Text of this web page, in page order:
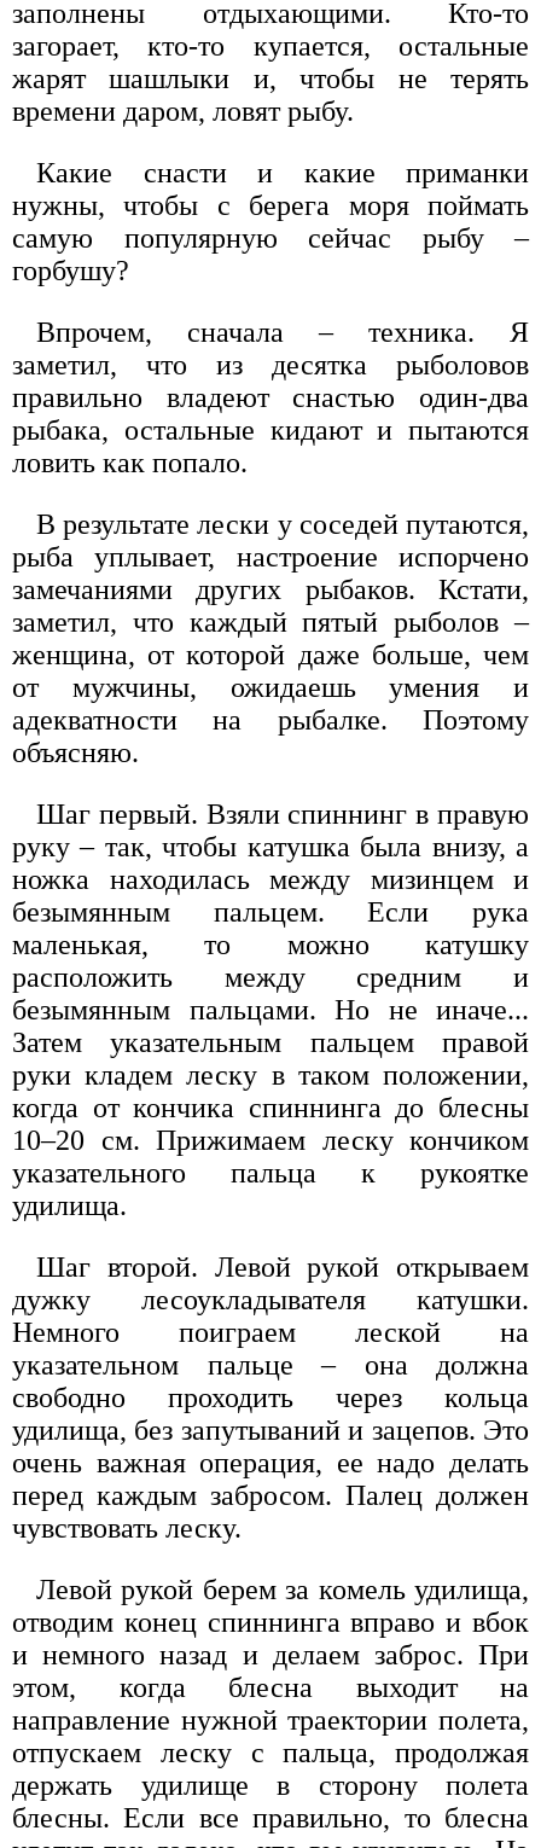
заполнены отдыхающими. Кто-то
загорает, кто-то купается, остальные
жарят шашлыки и, чтобы не терять
времени даром, ловят рыбу.
Какие снасти и какие приманки
нужны, чтобы с берега моря поймать
самую популярную сейчас рыбу –
горбушу?
Впрочем, сначала – техника. Я
заметил, что из десятка рыболовов
правильно владеют снастью один-два
рыбака, остальные кидают и пытаются
ловить как попало.
В результате лески у соседей путаются,
рыба уплывает, настроение испорчено
замечаниями других рыбаков. Кстати,
заметил, что каждый пятый рыболов –
женщина, от которой даже больше, чем
от мужчины, ожидаешь умения и
адекватности на рыбалке. Поэтому
объясняю.
Шаг первый. Взяли спиннинг в правую
руку – так, чтобы катушка была внизу, а
ножка находилась между мизинцем и
безымянным пальцем. Если рука
маленькая, то можно катушку
расположить между средним и
безымянным пальцами. Но не иначе...
Затем указательным пальцем правой
руки кладем леску в таком положении,
когда от кончика спиннинга до блесны
10–20 см. Прижимаем леску кончиком
указательного пальца к рукоятке
удилища.
Шаг второй. Левой рукой открываем
дужку лесоукладывателя катушки.
Немного поиграем леской на
указательном пальце – она должна
свободно проходить через кольца
удилища, без запутываний и зацепов. Это
очень важная операция, ее надо делать
перед каждым забросом. Палец должен
чувствовать леску.
Левой рукой берем за комель удилища,
отводим конец спиннинга вправо и вбок
и немного назад и делаем заброс. При
этом, когда блесна выходит на
направление нужной траектории полета,
отпускаем леску с пальца, продолжая
держать удилище в сторону полета
блесны. Если все правильно, то блесна